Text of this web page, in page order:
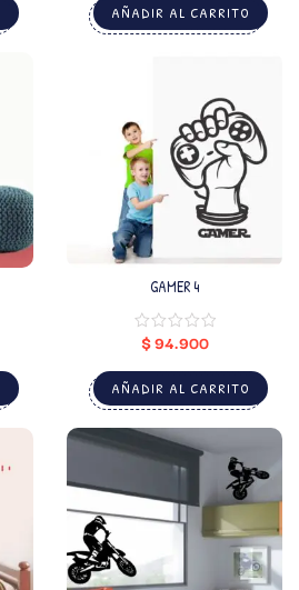
AÑADIR AL CARRITO
GAMER 4
$94.900
AÑADIR AL CARRITO